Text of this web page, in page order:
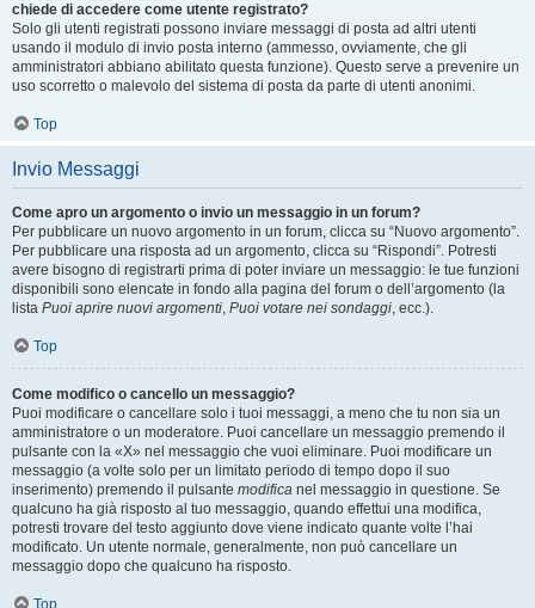
chiede di accedere come utente registrato?
Solo gli utenti registrati possono inviare messaggi di posta ad altri utenti
usando il modulo di invio posta interno (ammesso, ovviamente, che gli
amministratori abbiano abilitato questa funzione). Questo serve a prevenire un
uso scorretto o malevolo del sistema di posta da parte di utenti anonimi.
Top
Invio Messaggi
Come apro un argomento o invio un messaggio in un forum?
Per pubblicare un nuovo argomento in un forum, clicca su “Nuovo argomento”.
Per pubblicare una risposta ad un argomento, clicca su “Rispondi”. Potresti
avere bisogno di registrarti prima di poter inviare un messaggio: le tue funzioni
disponibili sono elencate in fondo alla pagina del forum o dell’argomento (la
lista Puoi aprire nuovi argomenti, Puoi votare nei sondaggi, ecc.).
Top
Come modifico o cancello un messaggio?
Puoi modificare o cancellare solo i tuoi messaggi, a meno che tu non sia un
amministratore o un moderatore. Puoi cancellare un messaggio premendo il
pulsante con la «X» nel messaggio che vuoi eliminare. Puoi modificare un
messaggio (a volte solo per un limitato periodo di tempo dopo il suo
inserimento) premendo il pulsante modifica nel messaggio in questione. Se
qualcuno ha già risposto al tuo messaggio, quando effettui una modifica,
potresti trovare del testo aggiunto dove viene indicato quante volte l’hai
modificato. Un utente normale, generalmente, non può cancellare un
messaggio dopo che qualcuno ha risposto.
Top